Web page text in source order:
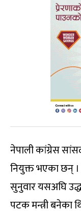
नेपाली कांग्रेस
नियुक्त भएका छन्
सुनुवार यसअघि
पटक मन्त्री बनेका